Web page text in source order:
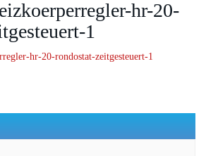
hr-20-
1